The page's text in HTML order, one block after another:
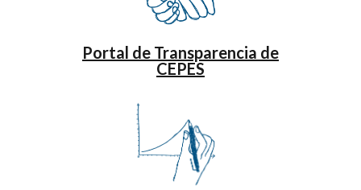
Portal de Transparencia de
CEPES